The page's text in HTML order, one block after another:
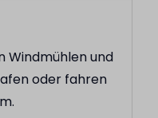
Windmühlen und
oder fahren